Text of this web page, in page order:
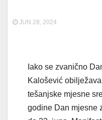
JUN 28, 2024
Iako se zvanično
Kalošević
tešanjske mjesne
godine Dan mjesne